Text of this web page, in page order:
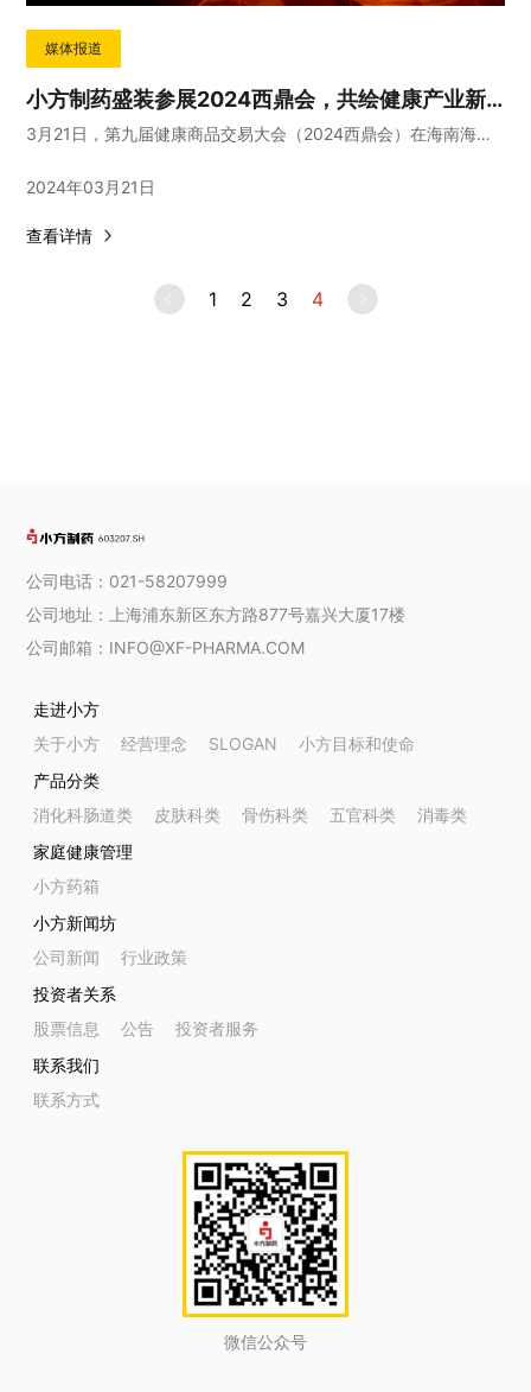
媒体报道
小方制药盛装参展2024西鼎会，共绘健康产业新蓝图！
3月21日，第九届健康商品交易大会（2024西鼎会）在海南海花岛盛大开幕
2024年03月21日
查看详情
1 2 3 4
公司电话：021-58207999
公司地址：上海浦东新区东方路877号嘉兴大厦17楼
公司邮箱：INFO@XF-PHARMA.COM
走进小方
关于小方
经营理念 SLOGAN
小方目标和使命
产品分类
消化科肠道类
皮肤科类 骨伤科类 五官科类
消毒类
家庭健康管理
小方药箱
小方新闻坊
公司新闻
行业政策
投资者关系
股票信息
公告
投资者服务
联系我们
联系方式
微信公众号